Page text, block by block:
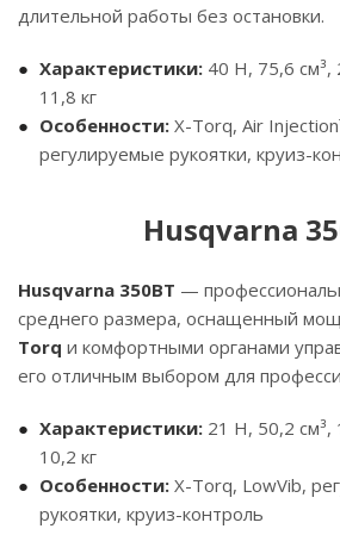
длительной работы без остановки.
Характеристики: 40 Н, 75,6
11,8 кг
Особенности: X-Torq, Air
регулируемые рукоятки, круиз-
Husqvarna
Husqvarna 350BT —
среднего размера, оснащенный
Torq и комфортными органами
его отличным выбором для
Характеристики: 21 Н, 50,2
10,2 кг
Особенности: X-Torq, LowVib,
рукоятки, круиз-контроль